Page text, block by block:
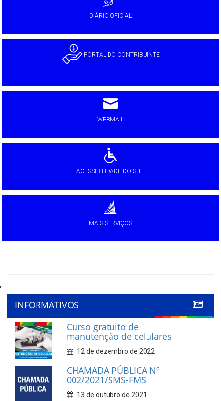
DIÁRIO OFICIAL
PORTAL DO CONTRIBUINTE
WEBMAIL
ACESSIBILIDADE DO SITE
MAIS SERVIÇOS
'
INFORMATIVOS
Curso gratuito de
manutenção de celulares
12 de dezembro de 2022
CHAMADA PÚBLICA Nº
002/2021/SMS-FMS
13 de outubro de 2021